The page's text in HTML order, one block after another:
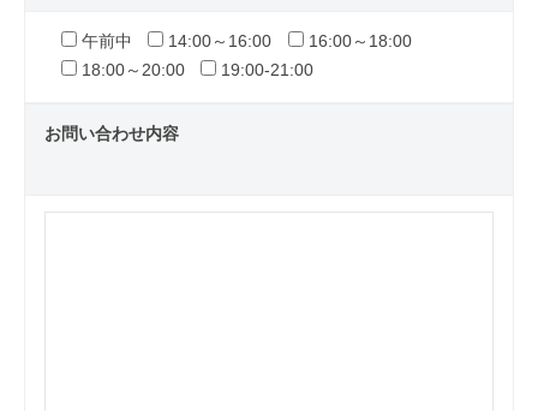
午前中 14:00～16:00
16:00～18:00
18:00～20:00
19:00-21:00
お問い合わせ内容